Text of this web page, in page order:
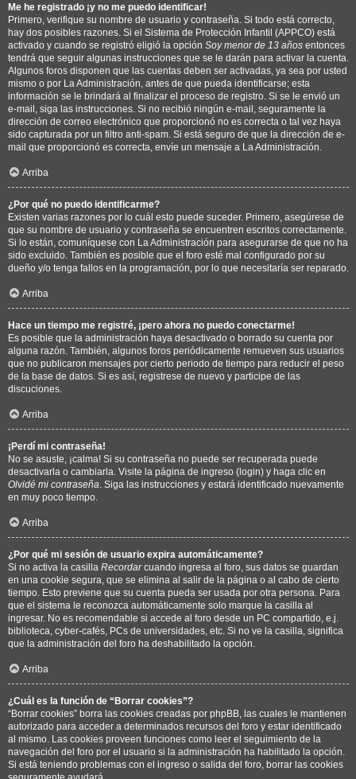
Me he registrado ¡y no me puedo identificar!
Primero, verifique su nombre de usuario y contraseña. Si todo está correcto,
hay dos posibles razones. Si el Sistema de Protección Infantil (APPCO) está
activado y cuando se registró eligió la opción Soy menor de 13 años entonces
tendrá que seguir algunas instrucciones que se le darán para activar la cuenta.
Algunos foros disponen que las cuentas deben ser activadas, ya sea por usted
mismo o por La Administración, antes de que pueda identificarse; esta
información se le brindará al finalizar el proceso de registro. Si se le envió un
e-mail, siga las instrucciones. Si no recibió ningún e-mail, seguramente la
dirección de correo electrónico que proporcionó no es correcta o tal vez haya
sido capturada por un filtro anti-spam. Si está seguro de que la dirección de e-
mail que proporcionó es correcta, envíe un mensaje a La Administración.
Arriba
¿Por qué no puedo identificarme?
Existen varias razones por lo cuál esto puede suceder. Primero, asegúrese de
que su nombre de usuario y contraseña se encuentren escritos correctamente.
Si lo están, comuníquese con La Administración para asegurarse de que no ha
sido excluido. También es posible que el foro esté mal configurado por su
dueño y/o tenga fallos en la programación, por lo que necesitaría ser reparado.
Arriba
Hace un tiempo me registré, ¡pero ahora no puedo conectarme!
Es posible que la administración haya desactivado o borrado su cuenta por
alguna razón. También, algunos foros periódicamente remueven sus usuarios
que no publicaron mensajes por cierto periodo de tiempo para reducir el peso
de la base de datos. Si es así, registrese de nuevo y participe de las
discuciones.
Arriba
¡Perdí mi contraseña!
No se asuste, ¡calma! Si su contraseña no puede ser recuperada puede
desactivarla o cambiarla. Visite la página de ingreso (login) y haga clic en
Olvidé mi contraseña . Siga las instrucciones y estará identificado nuevamente
en muy poco tiempo.
Arriba
¿Por qué mi sesión de usuario expira automáticamente?
Si no activa la casilla Recordarcuando ingresa al foro, sus datos se guardan
en una cookie segura, que se elimina al salir de la página o al cabo de cierto
tiempo. Esto previene que su cuenta pueda ser usada por otra persona. Para
que el sistema le reconozca automáticamente solo marque la casilla al
ingresar. No es recomendable si accede al foro desde un PC compartido, e.j.
biblioteca, cyber-cafés, PCs de universidades, etc. Si no ve la casilla, significa
que la administración del foro ha deshabilitado la opción.
Arriba
¿Cuál es la función de “Borrar cookies”?
“Borrar cookies” borra las cookies creadas por phpBB, las cuales le mantienen
autorizado para acceder a determinados recursos del foro y estar identificado
al mismo. Las cookies proveen funciones como leer el seguimiento de la
navegación del foro por el usuario si la administración ha habilitado la opción.
Si está teniendo problemas con el ingreso o salida del foro, borrar las cookies